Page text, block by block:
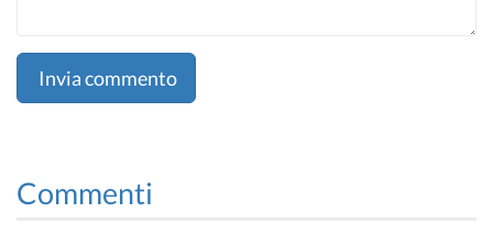
Invia commento
Commenti